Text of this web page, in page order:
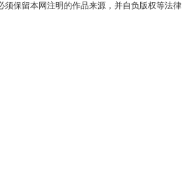
保留本网注明的作品来源，并自负版权等法律